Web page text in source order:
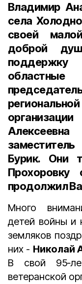
Владимир
села
своей
доброй
Алексеевна
Бурик. Они
продолжил
Много
детей вой­ны и
земляков
них - Николай
В свой
ветеранской